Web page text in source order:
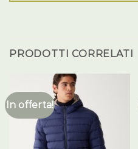
PRODOTTI CORRELATI
In offerta!